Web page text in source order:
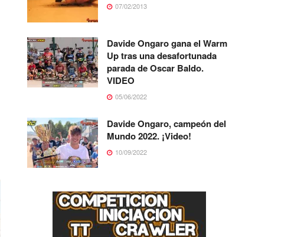
07/02/2013
Davide Ongaro gana el Warm
Up tras una desafortunada
parada de Oscar Baldo.
VIDEO
05/06/2022
Davide Ongaro, campeón del
Mundo 2022. ¡Video!
10/09/2022